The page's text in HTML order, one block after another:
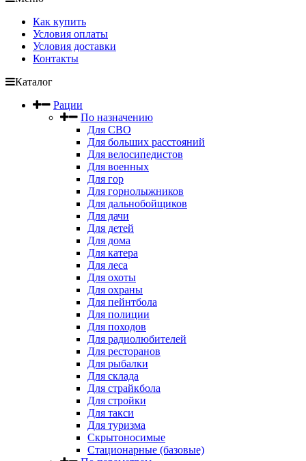
Как купить
Условия оплаты
Условия доставки
Контакты
Каталог
Рации
По назначению
Для СВО
Для больших расстояний
Для велосипедистов
Для военных
Для гор
Для горнолыжников
Для дальнобойщиков
Для дачи
Для детей
Для дома
Для катера
Для леса
Для охоты
Для охраны
Для пейнтбола
Для полиции
Для походов
Для радиолюбителей
Для ресторанов
Для рыбалки
Для склада
Для страйкбола
Для стройки
Для такси
Для туризма
Скрытоносимые
Стационарные (базовые)